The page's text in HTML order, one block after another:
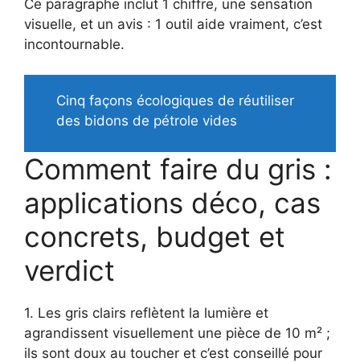
Ce paragraphe inclut 1 chiffre, une sensation
visuelle, et un avis : 1 outil aide vraiment, c’est
incontournable.
Cinq façons écologiques de réutiliser
des bidons de pétrole vides
Comment faire du gris :
applications déco, cas
concrets, budget et
verdict
1. Les gris clairs reflètent la lumière et
agrandissent visuellement une pièce de 10 m² ;
ils sont doux au toucher et c’est conseillé pour